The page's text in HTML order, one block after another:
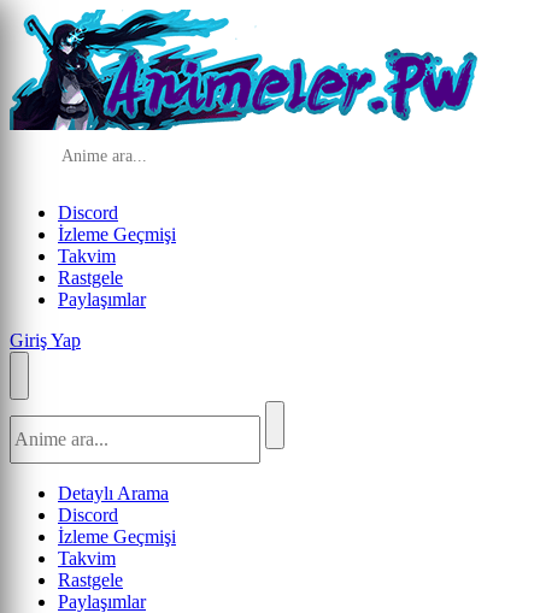
Discord
İzleme Geçmişi
Takvim
Rastgele
Paylaşımlar
Giriş Yap
Detaylı Arama
Discord
İzleme Geçmişi
Takvim
Rastgele
Paylaşımlar